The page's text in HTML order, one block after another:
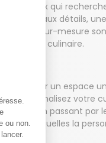
pour ceux qui
aux détails,
cuisines sur-mesure
espace culinaire.
de créer un espace
personnalisez votre
en passant par
pour lesquelles la